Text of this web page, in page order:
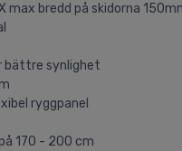
max bredd på skidorna
bättre synlighet
ryggpanel
170 - 200 cm